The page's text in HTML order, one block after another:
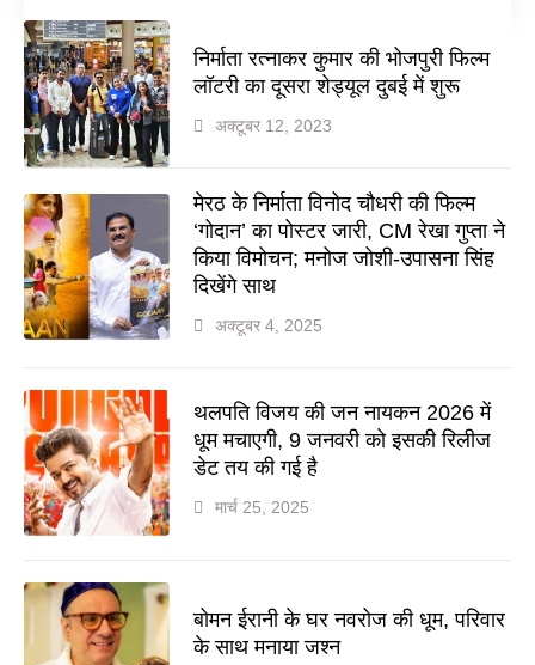
निर्माता रत्नाकर कुमार की भोजपुरी फिल्म
लॉटरी का दूसरा शेड्यूल दुबई में शुरू
अक्टूबर 12, 2023
मेरठ के निर्माता विनोद चौधरी की फिल्म
‘गोदान’ का पोस्टर जारी, CM रेखा गुप्ता ने
किया विमोचन; मनोज जोशी-उपासना सिंह
दिखेंगे साथ
अक्टूबर 4, 2025
थलपति विजय की जन नायकन 2026 में
धूम मचाएगी, 9 जनवरी को इसकी रिलीज
डेट तय की गई है
मार्च 25, 2025
बोमन ईरानी के घर नवरोज की धूम, परिवार
के साथ मनाया जश्न